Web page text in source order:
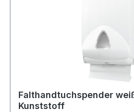
Falthandtuchspender
Kunststoff